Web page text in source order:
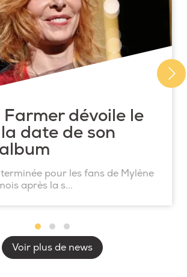
Farmer dévoile le
date de son
pour les fans de Mylène
après la s...
Voir plus de news